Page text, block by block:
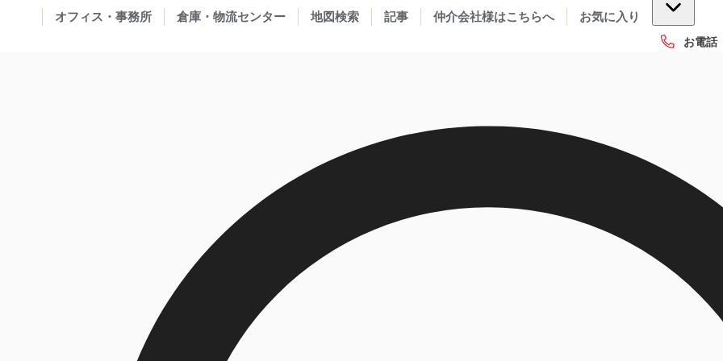
オフィス・事務所 倉庫・物流センター 地図検索 記事 仲介会社様はこちらへ お気に入り
お電話